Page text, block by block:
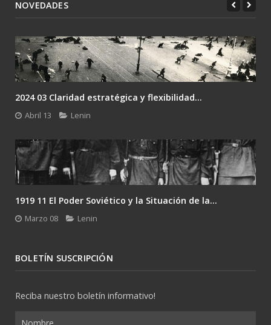
NOVEDADES
2024 03 Claridad estratégica y flexibilidad...
Abril 13 Lenin
1919 11 El Poder Soviético y la Situación de la...
Marzo 08 Lenin
BOLETÍN SUSCRIPCIÓN
Reciba nuestro boletín informativo!